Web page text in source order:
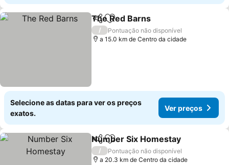
PartilharAdicionar aos favoritos
The Red Barns
/
Pontuação não disponível
a 15.0 km de Centro da cidade
Selecione as datas para ver os preços
exatos.
Ver preços
PartilharAdicionar aos favoritos
Number Six Homestay
/
Pontuação não disponível
a 20.3 km de Centro da cidade